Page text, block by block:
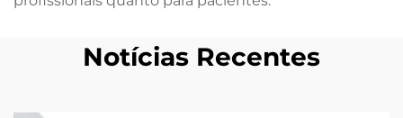
Notícias Recentes